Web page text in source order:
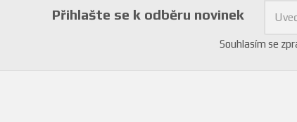
Přihlašte se k odběru novinek
Souhlasím se